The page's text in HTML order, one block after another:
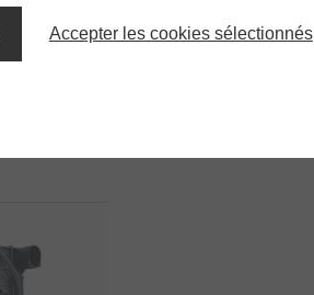
Accepter les cookies sélectionnés